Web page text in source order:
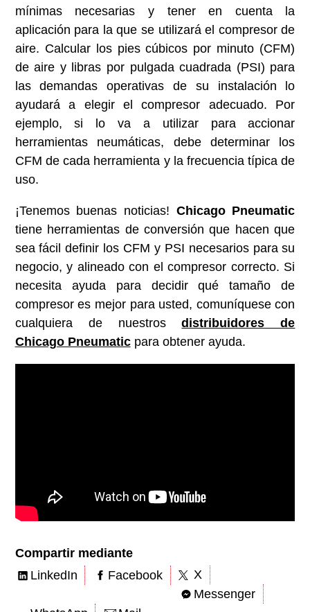
mínimas necesarias y tener en cuenta la
aplicación para la que se utilizará el compresor de
aire. Calcular los pies cúbicos por minuto (CFM)
de aire y libras por pulgada cuadrada (PSI) para
las demandas operativas de su instalación lo
ayudará a elegir el compresor adecuado. Por
ejemplo, si lo va a utilizar para accionar
herramientas neumáticas, debe determinar los
CFM de cada herramienta y la frecuencia típica de
uso.
¡Tenemos buenas noticias! Chicago Pneumatic
tiene herramientas de conversión que hacen que
sea fácil definir los CFM y PSI necesarios para su
negocio, y alineado con el compresor correcto. Si
necesita ayuda para decidir qué tamaño de
compresor es mejor para usted, comuníquese con
cualquiera de nuestrosdistribuidores de
Chicago Pneumaticpara obtener ayuda.
Compartir mediante
LinkedIn
Facebook
X
Messenger